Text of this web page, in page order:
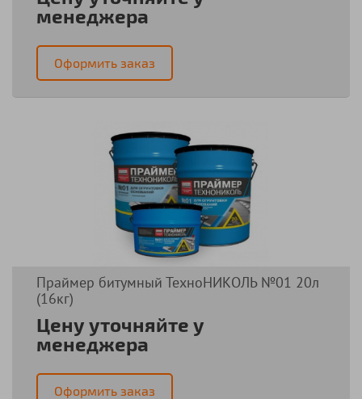
менеджера
Оформить заказ
Праймер битумный ТехноНИКОЛЬ №01 20л
(16кг)
Цену уточняйте у
менеджера
Оформить заказ